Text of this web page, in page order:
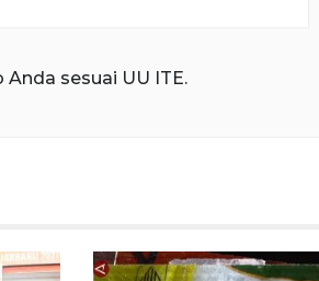
sesuai UU ITE.